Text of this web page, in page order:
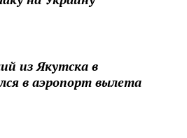
из Якутска в
в аэропорт вылета